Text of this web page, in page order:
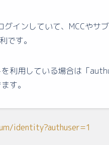
インしていて、MCCやサ
です。
利用している場合は「
す。
identity?authuser=1